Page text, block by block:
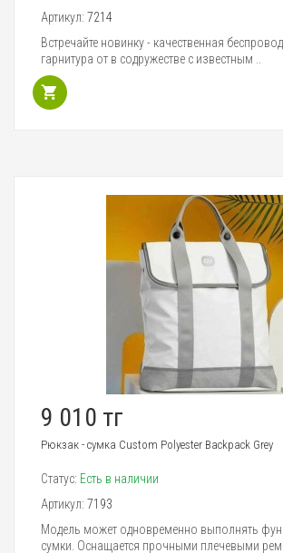
Артикул: 7214
Встречайте новинку - качественная
гарнитура от в содружестве с известным ..
9 010 тг
Рюкзак - сумка Custom Polyester Backpack Grey
Статус: Есть в наличии
Артикул: 7193
Модель может одновременно выполнять
сумки. Оснащается прочными плечевыми